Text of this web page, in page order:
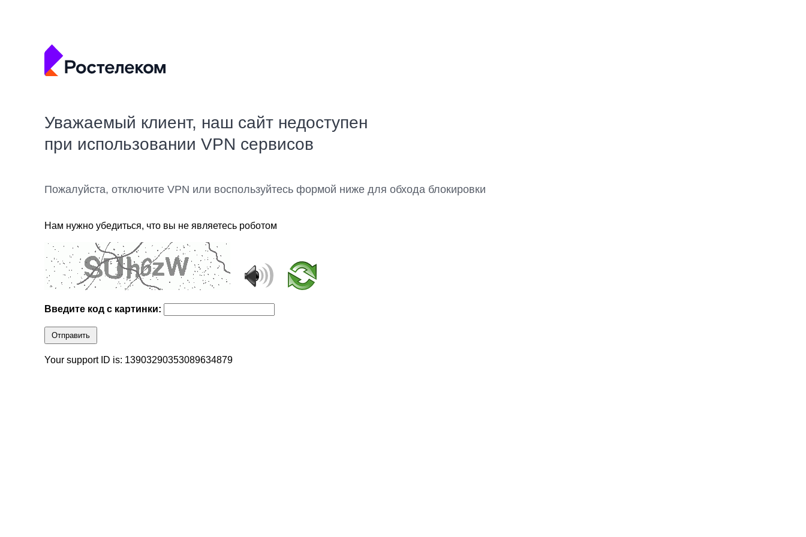
Уважаемый клиент, наш сайт недоступен
при использовании VPN сервисов
Пожалуйста, отключите VPN или воспользуйтесь формой ниже для обхода блокировки
Нам нужно убедиться, что вы не являетесь роботом
Введите код с картинки:
Отправить
Your support ID is: 13903290353089634879